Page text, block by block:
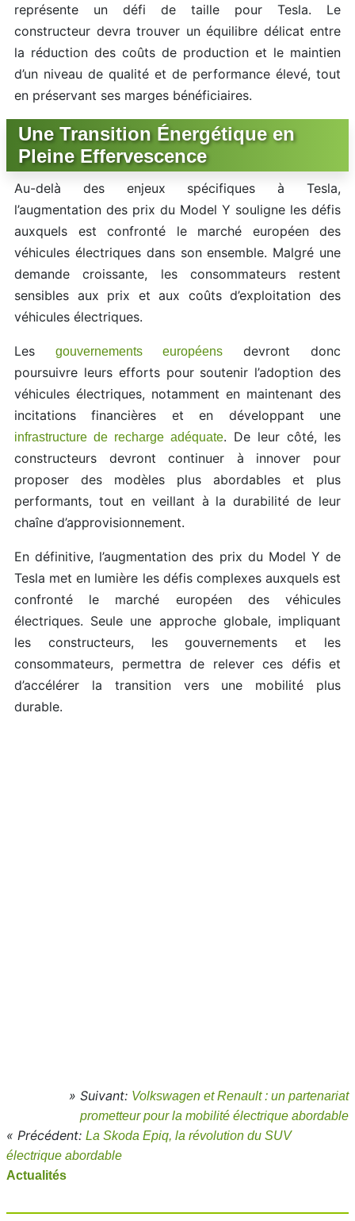
représente un défi de taille pour Tesla. Le
constructeur devra trouver un équilibre délicat entre
la réduction des coûts de production et le maintien
d’un niveau de qualité et de performance élevé, tout
en préservant ses marges bénéficiaires.
Une Transition Énergétique en
Pleine Effervescence
Au-delà des enjeux spécifiques à Tesla,
l’augmentation des prix du Model Y souligne les défis
auxquels est confronté le marché européen des
véhicules électriques dans son ensemble. Malgré une
demande croissante, les consommateurs restent
sensibles aux prix et aux coûts d’exploitation des
véhicules électriques.
Les gouvernements européens devront donc
poursuivre leurs efforts pour soutenir l’adoption des
véhicules électriques, notamment en maintenant des
incitations financières et en développant une
infrastructure de recharge adéquate. De leur côté, les
constructeurs devront continuer à innover pour
proposer des modèles plus abordables et plus
performants, tout en veillant à la durabilité de leur
chaîne d’approvisionnement.
En définitive, l’augmentation des prix du Model Y de
Tesla met en lumière les défis complexes auxquels est
confronté le marché européen des véhicules
électriques. Seule une approche globale, impliquant
les constructeurs, les gouvernements et les
consommateurs, permettra de relever ces défis et
d’accélérer la transition vers une mobilité plus
durable.
» Suivant: Volkswagen et Renault : un partenariat
prometteur pour la mobilité électrique abordable
« Précédent: La Skoda Epiq, la révolution du SUV
électrique abordable
Actualités